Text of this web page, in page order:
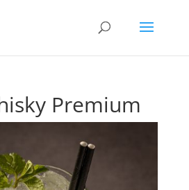
Premium